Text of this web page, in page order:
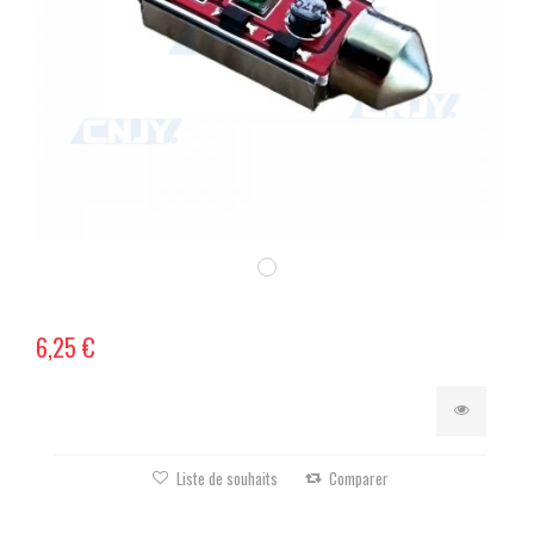
6,25 €
Liste de souhaits Comparer